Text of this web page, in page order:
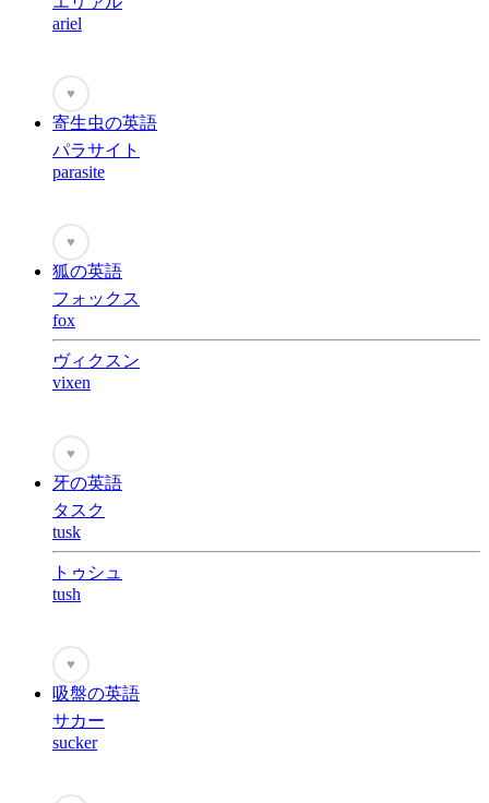
ariel
♥
寄生虫の英語
パラサイト
parasite
♥
狐の英語
フォックス
fox
ヴィクスン
vixen
♥
牙の英語
タスク
tusk
トゥシュ
tush
♥
吸盤の英語
サカー
sucker